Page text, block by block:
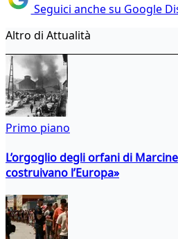
Seguici anche su Google
Altro di Attualità
Primo piano
L’orgoglio degli orfani di
costruivano l’Europa»